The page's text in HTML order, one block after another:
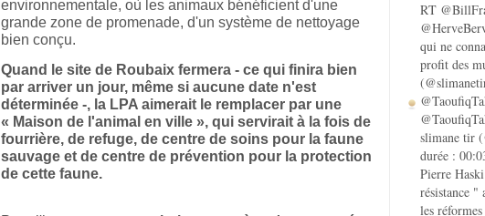
environnementale, où les animaux bénéficient d'une
grande zone de promenade, d'un système de nettoyage
bien conçu.
Quand le site de Roubaix fermera - ce qui finira bien
par arriver un jour, même si aucune date n'est
déterminée -, la LPA aimerait le remplacer par une
« Maison de l'animal en ville », qui servirait à la fois de
fourrière, de refuge, de centre de soins pour la faune
sauvage et de centre de prévention pour la protection
de cette faune.
RT
qui ne
profit des
slimane tir
durée :
Pierre
résistance "
les